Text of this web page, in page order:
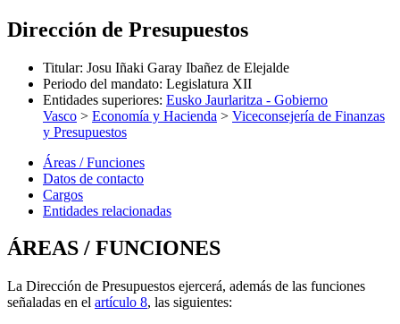
Dirección de Presupuestos
Titular: Josu Iñaki Garay Ibañez de Elejalde
Periodo del mandato: Legislatura XII
Entidades superiores: Eusko Jaurlaritza - Gobierno
Vasco > Economía y Hacienda > Viceconsejería de Finanzas
y Presupuestos
Áreas / Funciones
Datos de contacto
Cargos
Entidades relacionadas
ÁREAS / FUNCIONES
La Dirección de Presupuestos ejercerá, además de las funciones
señaladas en el artículo 8, las siguientes: